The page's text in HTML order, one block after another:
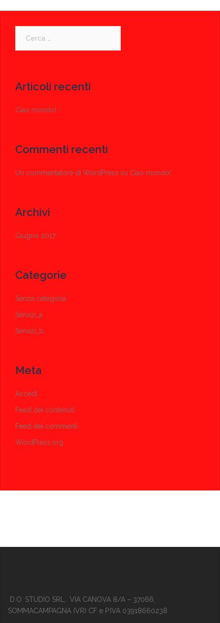
per:
Articoli recenti
Ciao mondo!
Commenti recenti
Un commentatore di WordPress su Ciao mondo!
Archivi
Giugno 2017
Categorie
Senza categoria
Servizi_a
Servizi_b
Meta
Accedi
Feed dei contenuti
Feed dei commenti
WordPress.org
D.O. STUDIO SRL, VIA CANOVA 8/A – 37066,
SOMMACAMPAGNA (VR) CF e P.IVA 03918660238